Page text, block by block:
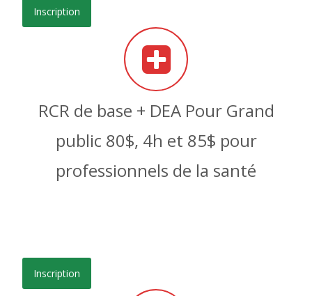
Inscription
RCR de base + DEA Pour Grand
public 80$, 4h et 85$ pour
professionnels de la santé
Inscription